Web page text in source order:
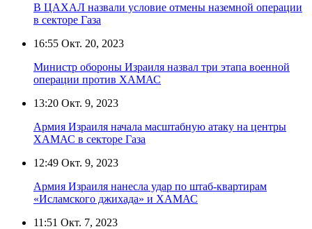
В ЦАХАЛ назвали условие отмены наземной операции
в секторе Газа
16:55 Окт. 20, 2023
Министр обороны Израиля назвал три этапа военной
операции против ХАМАС
13:20 Окт. 9, 2023
Армия Израиля начала масштабную атаку на центры
ХАМАС в секторе Газа
12:49 Окт. 9, 2023
Армия Израиля нанесла удар по штаб-квартирам
«Исламского джихада» и ХАМАС
11:51 Окт. 7, 2023